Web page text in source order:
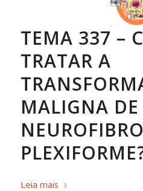
TEMA 337 –
TRATAR A
MALIGNA
Leia mais